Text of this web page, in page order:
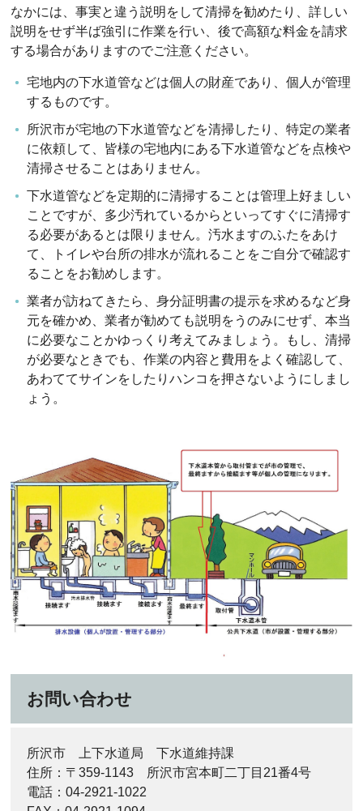
なかには、事実と違う説明をして清掃を勧めたり、詳しい
説明をせず半ば強引に作業を行い、後で高額な料金を請求
する場合がありますのでご注意ください。
宅地内の下水道管などは個人の財産であり、個人が管理
するものです。
所沢市が宅地の下水道管などを清掃したり、特定の業者
に依頼して、皆様の宅地内にある下水道管などを点検や
清掃させることはありません。
下水道管などを定期的に清掃することは管理上好ましい
ことですが、多少汚れているからといってすぐに清掃す
る必要があるとは限りません。汚水ますのふたをあけ
て、トイレや台所の排水が流れることをご自分で確認す
ることをお勧めします。
業者が訪ねてきたら、身分証明書の提示を求めるなど身
元を確かめ、業者が勧めても説明をうのみにせず、本当
に必要なことかゆっくり考えてみましょう。もし、清掃
が必要なときでも、作業の内容と費用をよく確認して、
あわててサインをしたりハンコを押さないようにしまし
ょう。
お問い合わせ
所沢市 上下水道局 下水道維持課
住所：〒359-1143 所沢市宮本町二丁目21番4号
電話：04‐2921‐1022